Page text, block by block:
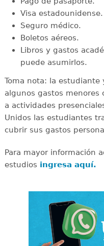
Visa estadounidense.
Seguro médico.
Boletos aéreos.
Libros y gastos
puede asumirlos.
Toma nota: la
algunos gastos menores
a actividades
Unidos las estudiantes
cubrir sus gastos
Para mayor información
estudios ingresa aquí.